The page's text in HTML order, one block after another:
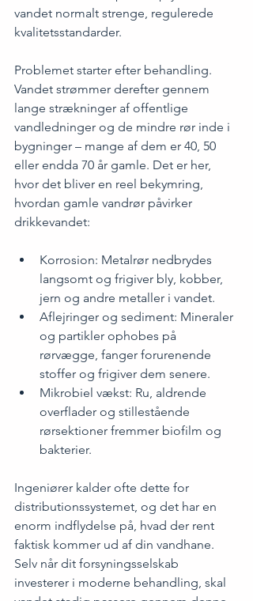
vandet normalt strenge, regulerede
kvalitetsstandarder.
Problemet starter efter behandling.
Vandet strømmer derefter gennem
lange strækninger af offentlige
vandledninger og de mindre rør inde i
bygninger – mange af dem er 40, 50
eller endda 70 år gamle. Det er her,
hvor det bliver en reel bekymring,
hvordan gamle vandrør påvirker
drikkevandet:
Korrosion: Metalrør nedbrydes
langsomt og frigiver bly, kobber,
jern og andre metaller i vandet.
Aflejringer og sediment: Mineraler
og partikler ophobes på
rørvægge, fanger forurenende
stoffer og frigiver dem senere.
Mikrobiel vækst: Ru, aldrende
overflader og stillestående
rørsektioner fremmer biofilm og
bakterier.
Ingeniører kalder ofte dette for
distributionssystemet, og det har en
enorm indflydelse på, hvad der rent
faktisk kommer ud af din vandhane.
Selv når dit forsyningsselskab
investerer i moderne behandling, skal